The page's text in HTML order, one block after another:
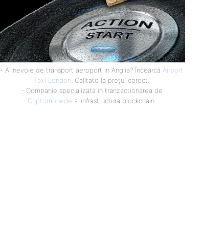
- Ai nevoie de transport aeroport in Anglia? ÎncearcăAirport
Taxi London. Calitate la prețul corect.
- Companie specializata in tranzactionarea de
Criptomonede si infrastructura blockchain.